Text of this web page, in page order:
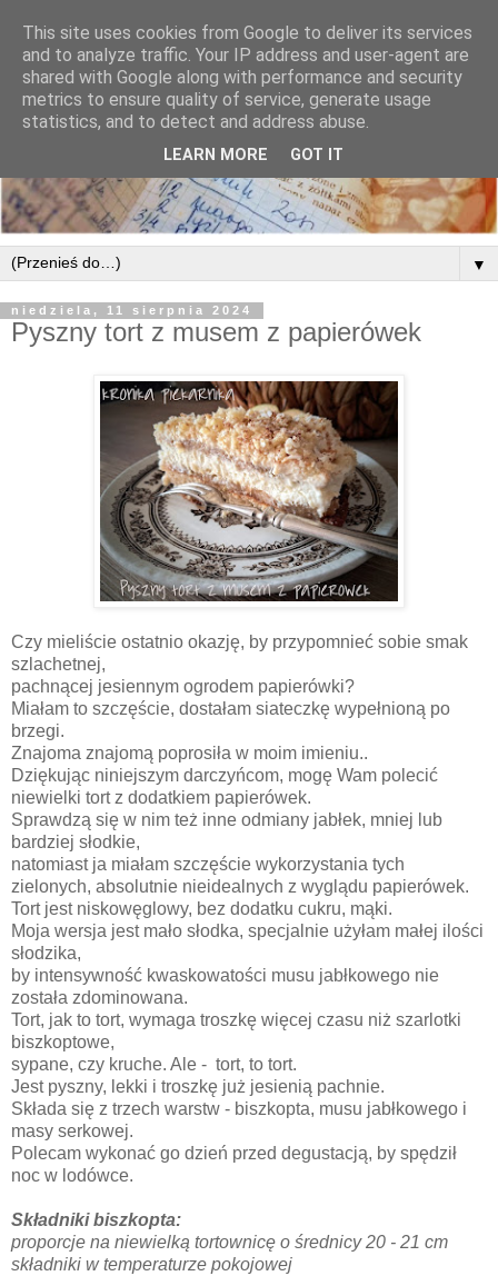
▼
niedziela, 11 sierpnia 2024
Pyszny tort z musem z papierówek
Czy mieliście ostatnio okazję, by przypomnieć sobie smak
szlachetnej,
pachnącej jesiennym ogrodem papierówki?
Miałam to szczęście, dostałam siateczkę wypełnioną po
brzegi.
Znajoma znajomą poprosiła w moim imieniu..
Dziękując niniejszym darczyńcom, mogę Wam polecić
niewielki tort z dodatkiem papierówek.
Sprawdzą się w nim też inne odmiany jabłek, mniej lub
bardziej słodkie,
natomiast ja miałam szczęście wykorzystania tych
zielonych, absolutnie nieidealnych z wyglądu papierówek.
Tort jest niskowęglowy, bez dodatku cukru, mąki.
Moja wersja jest mało słodka, specjalnie użyłam małej ilości
słodzika,
by intensywność kwaskowatości musu jabłkowego nie
została zdominowana.
Tort, jak to tort, wymaga troszkę więcej czasu niż szarlotki
biszkoptowe,
sypane, czy kruche. Ale - tort, to tort.
Jest pyszny, lekki i troszkę już jesienią pachnie.
Składa się z trzech warstw - biszkopta, musu jabłkowego i
masy serkowej.
Polecam wykonać go dzień przed degustacją, by spędził
noc w lodówce.
Składniki biszkopta:
proporcje na niewielką tortownicę o średnicy 20 - 21 cm
składniki w temperaturze pokojowej
This site uses cookies from Google to deliver its services
and to analyze traffic. Your IP address and user-agent are
shared with Google along with performance and security
metrics to ensure quality of service, generate usage
statistics, and to detect and address abuse.
LEARN MORE GOT IT